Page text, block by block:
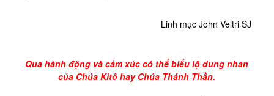
Hình Ảnh
Linh mục John Veltri SJ
Qua hành động và cảm xúc có thể biểu lộ dung nhan
của Chúa Kitô hay Chúa Thánh Thần.